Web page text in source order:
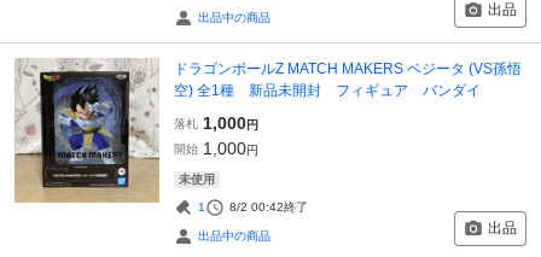
出品中の商品 出品
ドラゴンボールZ MATCH MAKERS ベジータ (VS孫悟
空) 全1種 新品未開封 フィギュア バンダイ
落札 1,000円
開始 1,000円
未使用
1 8/2 00:42終了
出品中の商品 出品